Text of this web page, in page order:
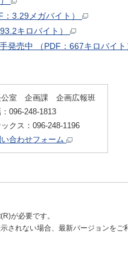
3.29メガバイト）
キロバイト）
発売中 （PDF：667キロバイト
公室 企画課 企画広報班
096-248-1813
クス：096-248-1196
合わせフォーム
が必要です。
されない場合、最新バージョンをご